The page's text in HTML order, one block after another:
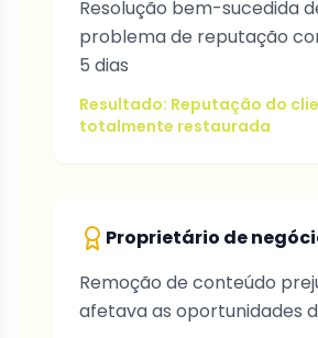
Resolução bem-sucedida
problema de reputação
5 dias
Resultado: Reputação do
totalmente restaurada
Proprietário de
Remoção de conteúdo
afetava as oportunidades